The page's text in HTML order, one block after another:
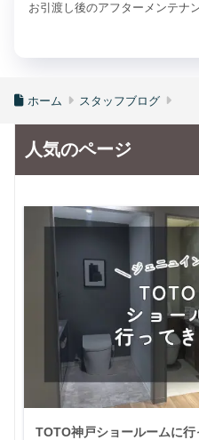
お引渡し後のアフターメンテナ
ホーム スタッフブログ
人気のページ
TOTO神戸ショールームに行